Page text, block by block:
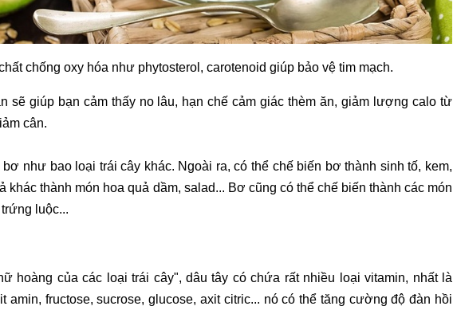
chống oxy hóa như phytosterol, carotenoid giúp bảo vệ tim mạch.
sẽ giúp bạn cảm thấy no lâu, hạn chế cảm giác thèm ăn, giảm lượng calo từ
cân.
như bao loại trái cây khác. Ngoài ra, có thể chế biến bơ thành sinh tố, kem,
khác thành món hoa quả dầm, salad... Bơ cũng có thể chế biến thành các món
luộc...
hoàng của các loại trái cây", dâu tây có chứa rất nhiều loại vitamin, nhất là
amin, fructose, sucrose, glucose, axit citric... nó có thể tăng cường độ đàn hồi